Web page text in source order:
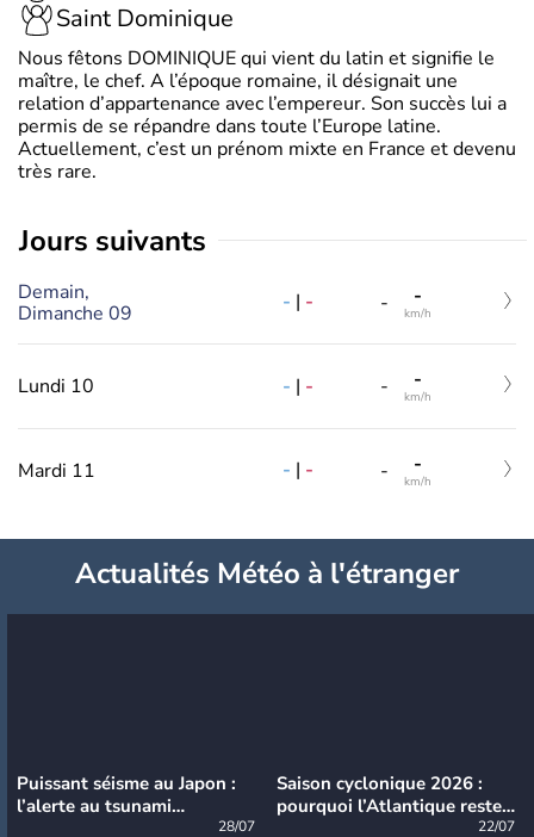
Saint Dominique
Nous fêtons DOMINIQUE qui vient du latin et signifie le
maître, le chef. A l’époque romaine, il désignait une
relation d’appartenance avec l’empereur. Son succès lui a
permis de se répandre dans toute l’Europe latine.
Actuellement, c’est un prénom mixte en France et devenu
très rare.
jours suivants
Demain,
Dimanche 09
- | - - -
km/h
Lundi 10 - | - - -
km/h
Mardi 11 - | - - -
km/h
Actualités Météo à l'étranger
Puissant séisme au Japon :
l’alerte au tsunami
28/07
Saison cyclonique 2026 :
pourquoi l’Atlantique reste
22/07